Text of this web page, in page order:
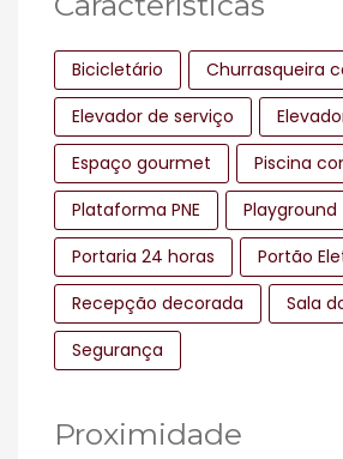
Bicicletário
Churrasqueira
Elevador de serviço
Espaço gourmet
Piscina
Plataforma PNE
Playground
Portaria 24 horas
Portão
Recepção decorada
Sala
Segurança
Proximidade